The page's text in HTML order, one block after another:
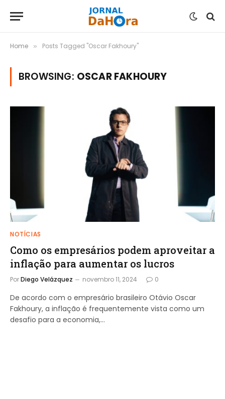
Home » Posts Tagged "Oscar Fakhoury"
BROWSING: OSCAR FAKHOURY
NOTÍCIAS
Como os empresários podem aproveitar a
inflação para aumentar os lucros
PorDiego Velázquez novembro 11, 2024 0
De acordo com o empresário brasileiro Otávio Oscar
Fakhoury, a inflação é frequentemente vista como um
desafio para a economia,…